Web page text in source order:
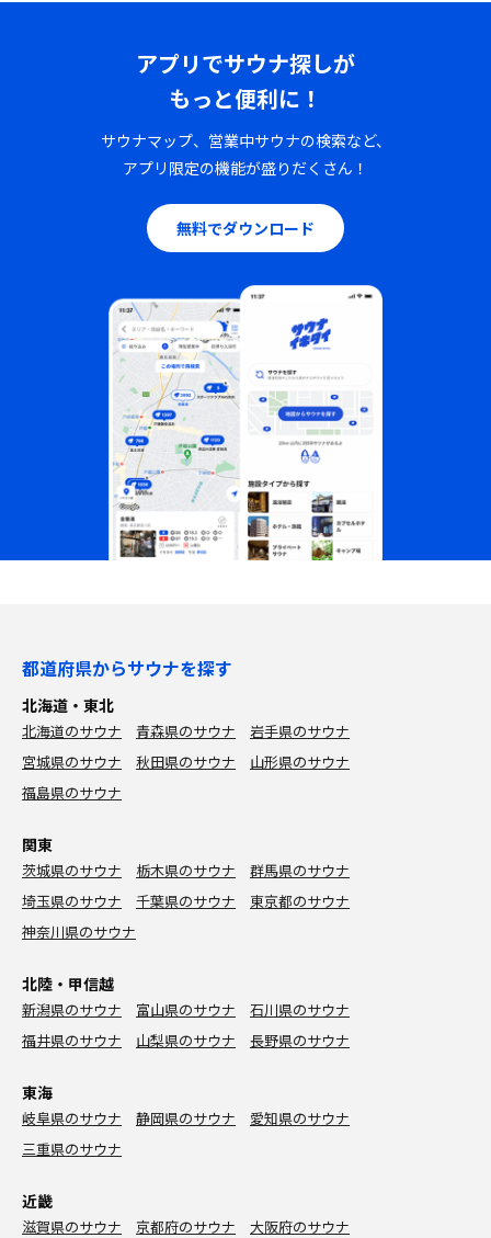
アプリでサウナ探しが
もっと便利に！
サウナマップ、営業中サウナの検索など、
アプリ限定の機能が盛りだくさん！
無料でダウンロード
都道府県からサウナを探す
北海道・東北
北海道のサウナ 青森県のサウナ
岩手県のサウナ
宮城県のサウナ
秋田県のサウナ
山形県のサウナ
福島県のサウナ
関東
茨城県のサウナ 栃木県のサウナ
群馬県のサウナ
埼玉県のサウナ
千葉県のサウナ
東京都のサウナ
神奈川県のサウナ
北陸・甲信越
新潟県のサウナ 富山県のサウナ
石川県のサウナ
福井県のサウナ
山梨県のサウナ 長野県のサウナ
東海
岐阜県のサウナ 静岡県のサウナ
愛知県のサウナ
三重県のサウナ
近畿
滋賀県のサウナ 京都府のサウナ
大阪府のサウナ